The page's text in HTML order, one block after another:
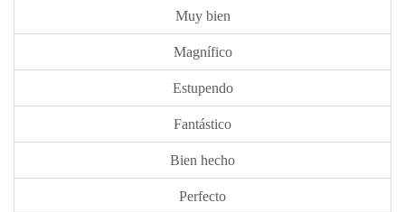
Muy bien
Magnífico
Estupendo
Fantástico
Bien hecho
Perfecto